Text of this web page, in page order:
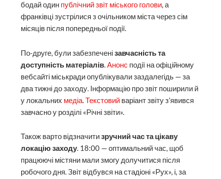
бодай один публічний звіт міського голови, а
франківці зустрілися з очільником міста через сім
місяців після попередньої події.
По-друге, були забезпеченізавчасність та
доступність матеріалів.Анонс події на офіційному
вебсайті міськради опублікували заздалегідь — за
два тижні до заходу. Інформацію про звіт поширили й
у локальних медіа.Текстовий варіант звіту з’явився
завчасно у розділі «Річні звіти».
Також варто відзначитизручний час та цікаву
локацію заходу. 18:00 — оптимальний час, щоб
працюючі містяни мали змогу долучитися після
робочого дня. Звіт відбувся на стадіоні «Рух», і, за